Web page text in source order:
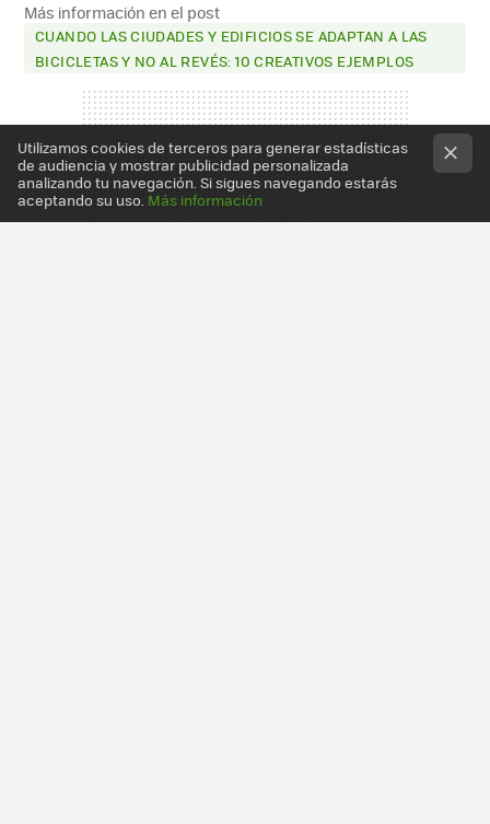
Más información en el post
CUANDO LAS CIUDADES Y EDIFICIOS SE ADAPTAN A LAS
BICICLETAS Y NO AL REVÉS: 10 CREATIVOS EJEMPLOS
Utilizamos cookies de terceros para generar estadísticas
de audiencia y mostrar publicidad personalizada
analizando tu navegación. Si sigues navegando estarás
aceptando su uso. Más información